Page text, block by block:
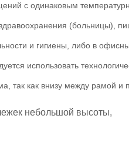
с одинаковым
(больницы),
и гигиены, либо в
использовать
как внизу между рамой и
небольшой высоты,